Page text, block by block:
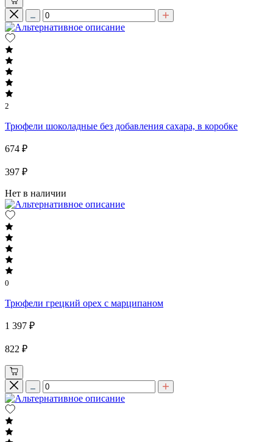
2
Трюфели шоколадные без добавления сахара, в коробке
674 ₽
397 ₽
Нет в наличии
0
Трюфели грецкий орех с марципаном
1 397 ₽
822 ₽